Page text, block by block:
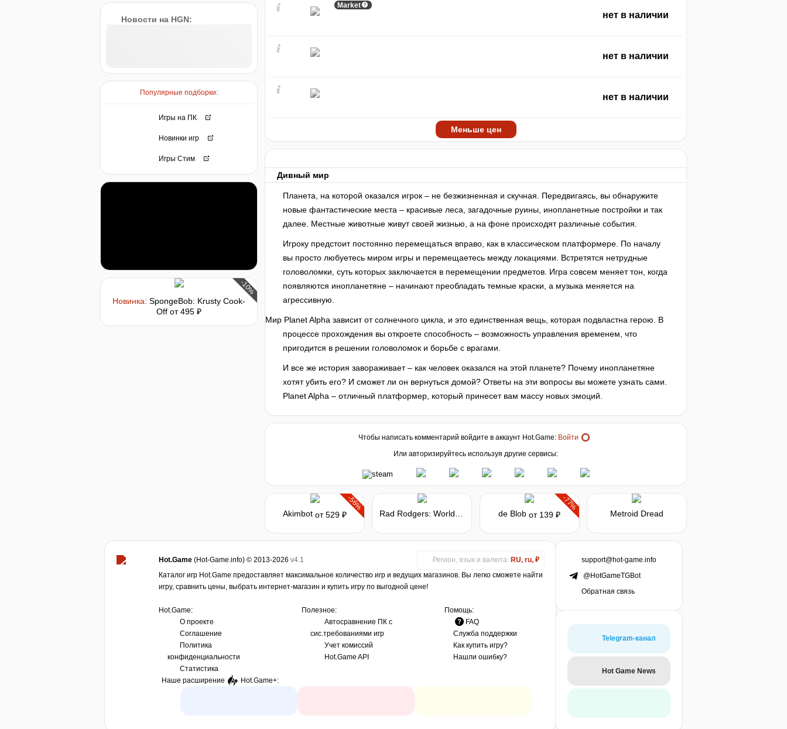
Новости на HGN:
Популярные подборки:
Игры на ПК
Новинки игр
Игры Стим
-10%
Новинка: SpongeBob: Krusty Cook-
Off от 495 ₽
Market
нет в наличии
нет в наличии
нет в наличии
Меньше цен
Дивный мир
Планета, на которой оказался игрок – не безжизненная и скучная. Передвигаясь, вы обнаружите
новые фантастические места – красивые леса, загадочные руины, инопланетные постройки и так
далее. Местные животные живут своей жизнью, а на фоне происходят различные события.
Игроку предстоит постоянно перемещаться вправо, как в классическом платформере. По началу
вы просто любуетесь миром игры и перемещаетесь между локациями. Встретятся нетрудные
головоломки, суть которых заключается в перемещении предметов. Игра совсем меняет тон, когда
появляются инопланетяне – начинают преобладать темные краски, а музыка меняется на
агрессивную.
Мир Planet Alpha зависит от солнечного цикла, и это единственная вещь, которая подвластна герою. В
процессе прохождения вы откроете способность – возможность управления временем, что
пригодится в решении головоломок и борьбе с врагами.
И все же история завораживает – как человек оказался на этой планете? Почему инопланетяне
хотят убить его? И сможет ли он вернуться домой? Ответы на эти вопросы вы можете узнать сами.
Planet Alpha – отличный платформер, который принесет вам массу новых эмоций.
Чтобы написать комментарий войдите в аккаунт Hot.Game: Войти
Или авторизируйтесь используя другие сервисы:
-56%
Akimbot от 529 ₽
-77%
de Blob от 139 ₽ Metroid Dread
Hot.Game (Hot-Game.info) © 2013-2026 v4.1 Регион, язык и валюта: RU, ru, ₽
Каталог игр Hot.Game предоставляет максимальное количество игр и ведущих магазинов. Вы легко сможете найти
игру, сравнить цены, выбрать интернет-магазин и купить игру по выгодной цене!
Hot.Game:
О проекте
Соглашение
Политика
конфиденциальности
Статистика
Полезное:
Автосравнение ПК с
сис.требованиями игр
Учет комиссий
Hot.Game API
Помощь:
FAQ
Служба поддержки
Как купить игру?
Нашли ошибку?
Наше расширение Hot.Game+:
support@hot-game.info
@HotGameTGBot
Обратная связь
Telegram-канал
Hot Game News